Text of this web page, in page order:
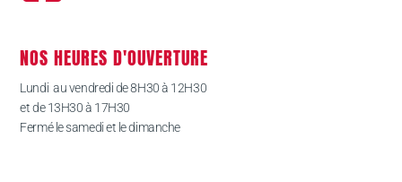
NOS HEURES D'OUVERTURE
Lundi au vendredi de 8H30 à 12H30
et de 13H30 à 17H30
Fermé le samedi et le dimanche